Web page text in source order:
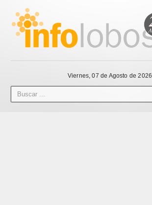
Viernes, 07 de Agosto de 2026